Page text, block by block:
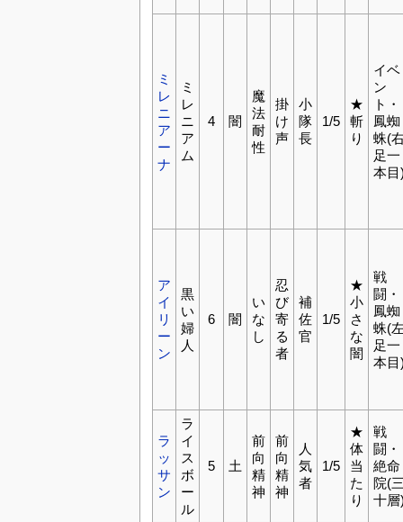
ミ
レ
ニ
ア
ー
ナ
ミ
レ
ニ
ア
ム
4 闇
魔
法
耐
性
掛
け
声
小
隊
長
1/5
★
斬
り
イベ
ン
ト・
鳳蜘
蛛(
足一
本目
ア
イ
リ
ー
ン
黒
い
婦
人
6 闇
い
な
し
忍
び
寄
る
者
補
佐
官
1/5
★
小
さ
な
闇
戦
闘・
鳳蜘
蛛(
足一
本目
ラ
ッ
サ
ン
ラ
イ
ス
ボ
ー
ル
5 土
前
向
精
神
前
向
精
神
人
気
者
1/5
★
体
当
た
り
戦
闘・
絶命
院(
十層